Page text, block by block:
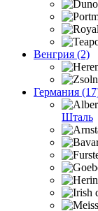
Венгрия (2)
Германия
Шталь